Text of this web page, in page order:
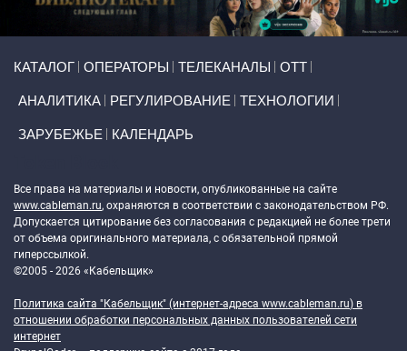
КАТАЛОГ ОПЕРАТОРЫ ТЕЛЕКАНАЛЫ ОТТ
АНАЛИТИКА РЕГУЛИРОВАНИЕ ТЕХНОЛОГИИ
ЗАРУБЕЖЬЕ КАЛЕНДАРЬ
Все права на материалы и новости, опубликованные на сайте
www.cableman.ru, охраняются в соответствии с законодательством РФ.
Допускается цитирование без согласования с редакцией не более трети
от объема оригинального материала, с обязательной прямой
гиперссылкой.
©2005 - 2026 «Кабельщик»
Политика сайта "Кабельщик" (интернет-адреса www.cableman.ru) в
отношении обработки персональных данных пользователей сети
интернет